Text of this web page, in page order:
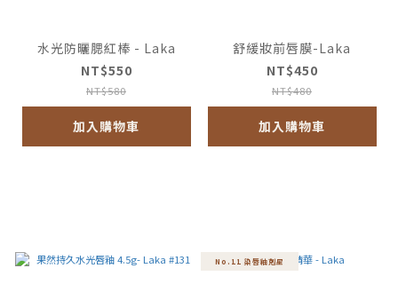
水光防曬腮紅棒 - Laka
NT$550
NT$580
加入購物車
舒緩妝前唇膜-Laka
NT$450
NT$480
加入購物車
No.11 染唇釉剋星